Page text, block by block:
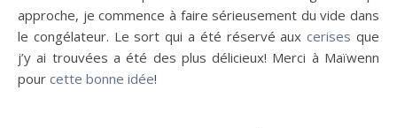
approche, je commence à faire sérieusement du vide dans
le congélateur. Le sort qui a été réservé auxcerises que
j’y ai trouvées a été des plus délicieux! Merci à Maïwenn
pour cette bonne idée!